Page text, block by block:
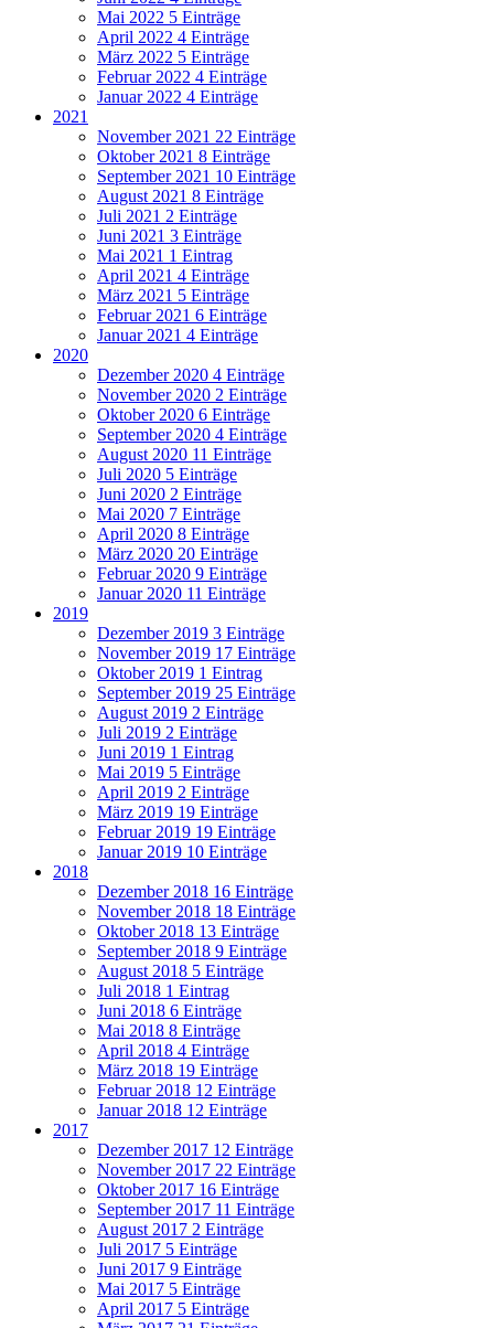
Mai 2022 5 Einträge
April 2022 4 Einträge
März 2022 5 Einträge
Februar 2022 4 Einträge
Januar 2022 4 Einträge
2021
November 2021 22 Einträge
Oktober 2021 8 Einträge
September 2021 10 Einträge
August 2021 8 Einträge
Juli 2021 2 Einträge
Juni 2021 3 Einträge
Mai 2021 1 Eintrag
April 2021 4 Einträge
März 2021 5 Einträge
Februar 2021 6 Einträge
Januar 2021 4 Einträge
2020
Dezember 2020 4 Einträge
November 2020 2 Einträge
Oktober 2020 6 Einträge
September 2020 4 Einträge
August 2020 11 Einträge
Juli 2020 5 Einträge
Juni 2020 2 Einträge
Mai 2020 7 Einträge
April 2020 8 Einträge
März 2020 20 Einträge
Februar 2020 9 Einträge
Januar 2020 11 Einträge
2019
Dezember 2019 3 Einträge
November 2019 17 Einträge
Oktober 2019 1 Eintrag
September 2019 25 Einträge
August 2019 2 Einträge
Juli 2019 2 Einträge
Juni 2019 1 Eintrag
Mai 2019 5 Einträge
April 2019 2 Einträge
März 2019 19 Einträge
Februar 2019 19 Einträge
Januar 2019 10 Einträge
2018
Dezember 2018 16 Einträge
November 2018 18 Einträge
Oktober 2018 13 Einträge
September 2018 9 Einträge
August 2018 5 Einträge
Juli 2018 1 Eintrag
Juni 2018 6 Einträge
Mai 2018 8 Einträge
April 2018 4 Einträge
März 2018 19 Einträge
Februar 2018 12 Einträge
Januar 2018 12 Einträge
2017
Dezember 2017 12 Einträge
November 2017 22 Einträge
Oktober 2017 16 Einträge
September 2017 11 Einträge
August 2017 2 Einträge
Juli 2017 5 Einträge
Juni 2017 9 Einträge
Mai 2017 5 Einträge
April 2017 5 Einträge